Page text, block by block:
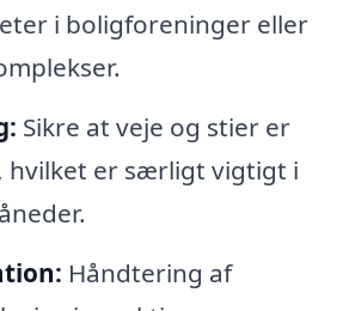
i boligforeninger eller
Sikre at veje og stier er
hvilket er særligt vigtigt i
Håndtering af